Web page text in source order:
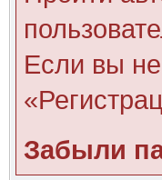
Если вы
Забыли